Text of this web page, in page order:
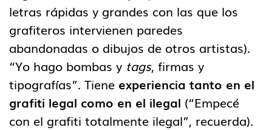
letras rápidas y grandes con las que los
grafiteros intervienen paredes
abandonadas o dibujos de otros artistas).
“Yo hago bombas y tags, firmas y
tipografías”. Tiene experiencia tanto en el
grafiti legal como en el ilegal (“Empecé
con el grafiti totalmente ilegal”, recuerda).